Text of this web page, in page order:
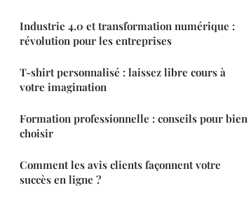
Industrie 4.0 et transformation numérique :
révolution pour les entreprises
T-shirt personnalisé : laissez libre cours à
votre imagination
Formation professionnelle : conseils pour bien
choisir
Comment les avis clients façonnent votre
succès en ligne ?